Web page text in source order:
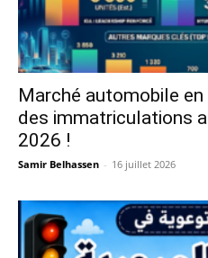
Marché automobile en
des immatriculations
2026 !
Samir Belhassen - 16 juillet 2026